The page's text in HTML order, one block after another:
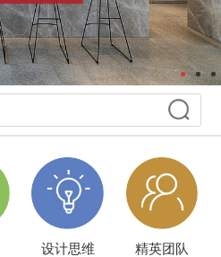
设计思维 精英团队